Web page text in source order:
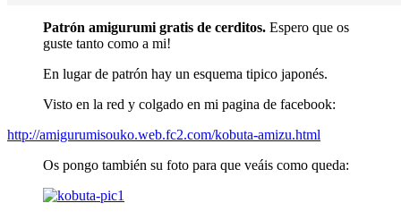
Patrón amigurumi gratis de cerditos. Espero que os
guste tanto como a mi!
En lugar de patrón hay un esquema tipico japonés.
Visto en la red y colgado en mi pagina de facebook:
http://amigurumisouko.web.fc2.com/kobuta-amizu.html
Os pongo también su foto para que veáis como queda: